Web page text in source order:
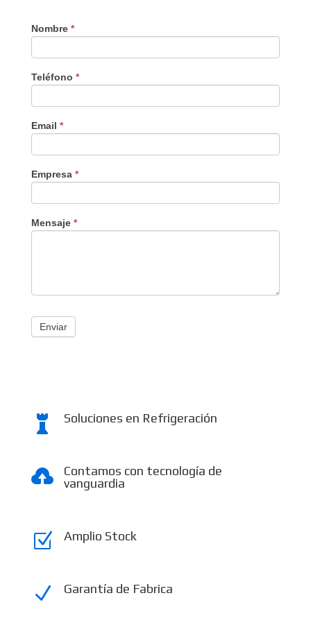
Nombre *
Teléfono *
Email *
Empresa *
Mensaje *
Enviar
 Soluciones en Refrigeración

Contamos con tecnología de
vanguardia
Z Amplio Stock
N Garantía de Fabrica